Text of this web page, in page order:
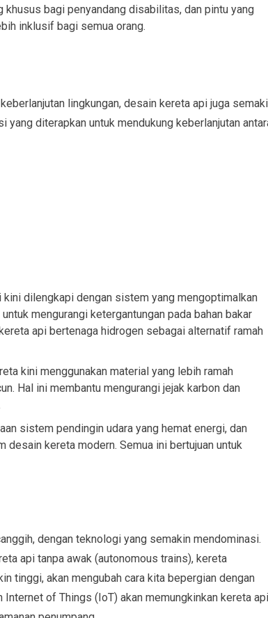
bagi penyandang disabilitas, dan pintu yang
inklusif bagi semua orang.
lingkungan, desain kereta api juga
yang diterapkan untuk mendukung keberlanjutan
kini dilengkapi dengan sistem yang mengoptimalkan
mengurangi ketergantungan pada bahan bakar
api bertenaga hidrogen sebagai alternatif ramah
kini menggunakan material yang lebih ramah
Hal ini membantu mengurangi jejak karbon dan
sistem pendingin udara yang hemat energi, dan
kereta modern. Semua ini bertujuan untuk
dengan teknologi yang semakin mendominasi.
api tanpa awak (autonomous trains), kereta
tinggi, akan mengubah cara kita bepergian dengan
of Things (IoT) akan memungkinkan kereta api